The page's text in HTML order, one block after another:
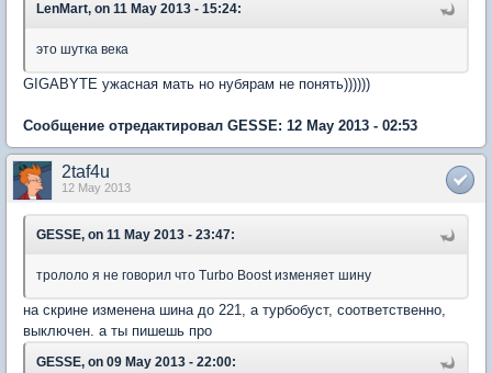
LenMart, on 11 May 2013 - 15:24:
это шутка века
GIGABYTE ужасная мать но нубярам не понять))))))
Сообщение отредактировал GESSE: 12 May 2013 - 02:53
2taf4u
12 May 2013
GESSE, on 11 May 2013 - 23:47:
трололо я не говорил что Turbo Boost изменяет шину
на скрине изменена шина до 221, а турбобуст, соответственно,
выключен. а ты пишешь про
GESSE, on 09 May 2013 - 22:00: